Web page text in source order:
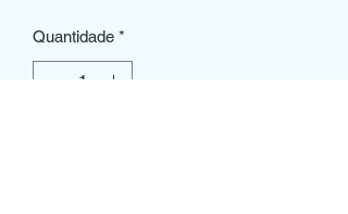
Quantidade *